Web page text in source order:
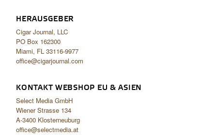
HERAUSGEBER
Cigar Journal, LLC
PO Box 162300
Miami, FL 33116-9977
office@cigarjournal.com
KONTAKT WEBSHOP EU & ASIEN
Select Media GmbH
Wiener Strasse 134
A-3400 Klosterneuburg
office@selectmedia.at